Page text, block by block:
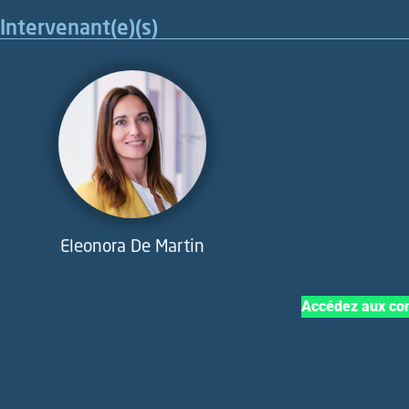
Intervenant(e)(s)
Eleonora De Martin
Accédez aux